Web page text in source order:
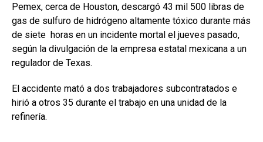
Pemex, cerca de Houston, descargó 43 mil 500 libras de
gas de sulfuro de hidrógeno altamente tóxico durante más
de siete horas en un incidente mortal el jueves pasado,
según la divulgación de la empresa estatal mexicana a un
regulador de Texas.
El accidente mató a dos trabajadores subcontratados e
hirió a otros 35 durante el trabajo en una unidad de la
refinería.